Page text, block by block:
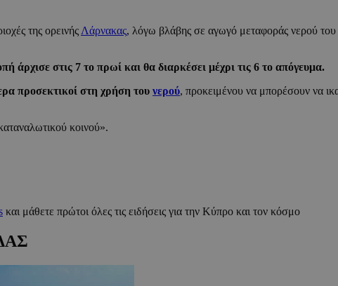
της ορεινής Λάρνακας, λόγω βλάβης σε αγωγό μεταφοράς νερού
άρχισε στις 7 το πρωί και θα διαρκέσει μέχρι τις 6 το απόγευμα.
προσεκτικοί στη χρήση του νερού, προκειμένου να μπορέσουν να
κοινού».
και μάθετε πρώτοι όλες τις ειδήσεις για την Κύπρο και τον κόσμο